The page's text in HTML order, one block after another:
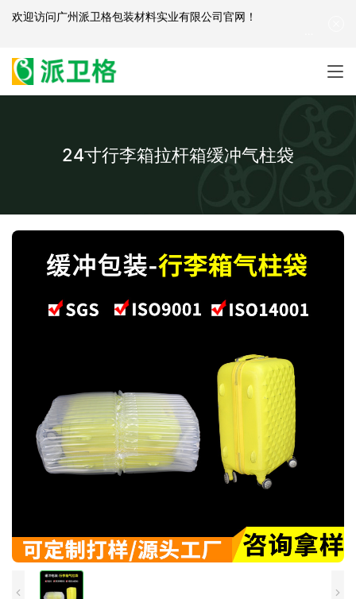
24寸行李箱拉杆箱缓冲气柱袋
欢迎访问广州派卫格包装材料实业有限公司官网 ！